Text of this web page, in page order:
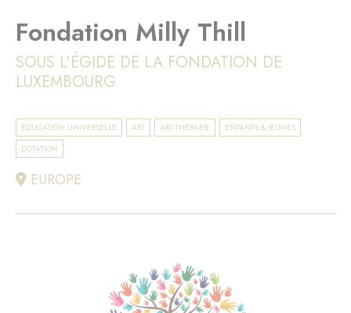
Fondation Milly Thill
SOUS L'ÉGIDE DE LA FONDATION DE
LUXEMBOURG
ÉDUCATION UNIVERSELLE ART ART-THÉRAPIE
ENFANTS & JEUNES
DOTATION
EUROPE